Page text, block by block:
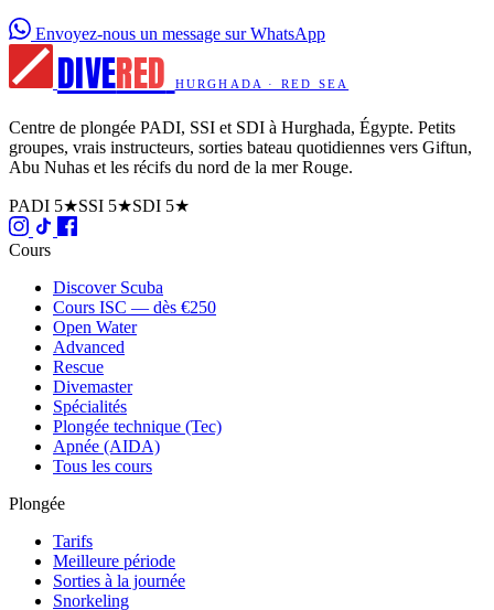
Envoyez-nous un message sur WhatsApp
DIVERED HURGHADA · RED SEA
Centre de plongée PADI, SSI et SDI à Hurghada, Égypte. Petits
groupes, vrais instructeurs, sorties bateau quotidiennes vers Giftun,
Abu Nuhas et les récifs du nord de la mer Rouge.
PADI 5★SSI 5★SDI 5★
Cours
Discover Scuba
Cours ISC — dès €250
Open Water
Advanced
Rescue
Divemaster
Spécialités
Plongée technique (Tec)
Apnée (AIDA)
Tous les cours
Plongée
Tarifs
Meilleure période
Sorties à la journée
Snorkeling